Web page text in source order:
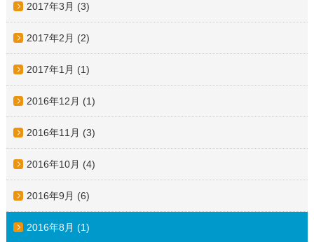
2017年3月 (3)
2017年2月 (2)
2017年1月 (1)
2016年12月 (1)
2016年11月 (3)
2016年10月 (4)
2016年9月 (6)
2016年8月(1)